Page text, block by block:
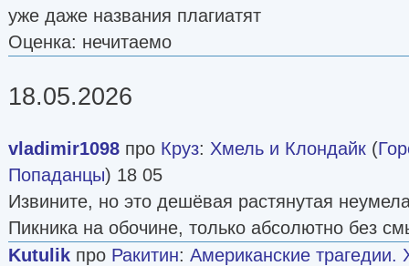
уже даже названия плагиатят
Оценка: нечитаемо
18.05.2026
vladimir1098 про Круз: Хмель и Клондайк (
Попаданцы) 18 05
Извините, но это дешёвая растянутая
Пикника на обочине, только абсолютно без
Kutulik про Ракитин: Американские трагедии.